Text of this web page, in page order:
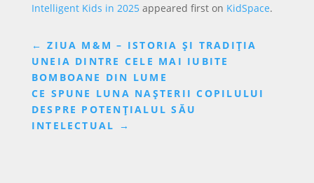
Intelligent Kids in 2025appeared first on KidSpace.
←ZIUA M&M – ISTORIA ȘI TRADIȚIA
UNEIA DINTRE CELE MAI IUBITE
BOMBOANE DIN LUME
CE SPUNE LUNA NAȘTERII COPILULUI
DESPRE POTENȚIALUL SĂU
INTELECTUAL →